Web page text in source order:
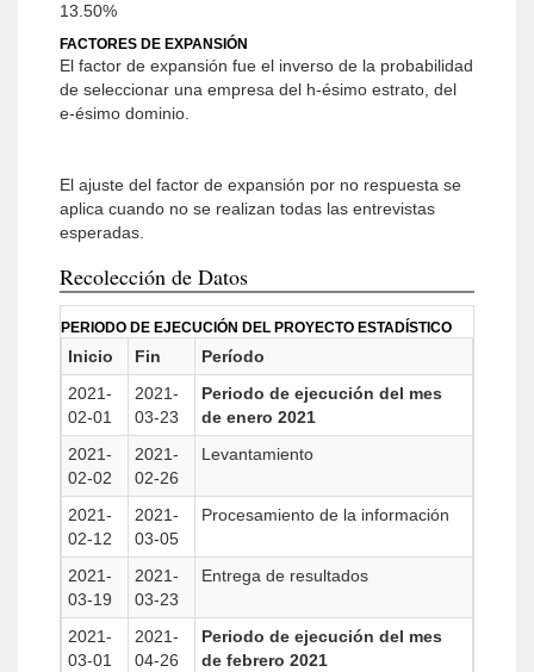
13.50%
FACTORES DE EXPANSIÓN
El factor de expansión fue el inverso de la probabilidad
de seleccionar una empresa del h-ésimo estrato, del
e-ésimo dominio.
El ajuste del factor de expansión por no respuesta se
aplica cuando no se realizan todas las entrevistas
esperadas.
Recolección de Datos
PERIODO DE EJECUCIÓN DEL PROYECTO ESTADÍSTICO
Inicio Fin
Período
2021-
02-01
2021-
03-23
Periodo de ejecución del mes
de enero 2021
2021-
02-02
2021-
02-26
Levantamiento
2021-
02-12
2021-
03-05
Procesamiento de la información
2021-
03-19
2021-
03-23
Entrega de resultados
2021-
03-01
2021-
04-26
Periodo de ejecución del mes
de febrero 2021